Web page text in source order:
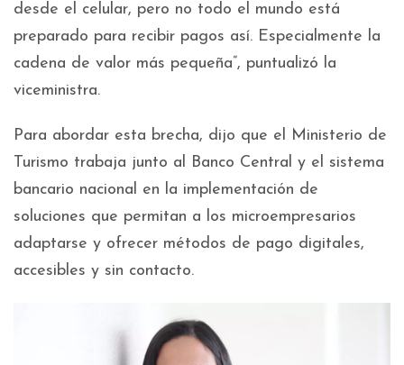
desde el celular, pero no todo el mundo está
preparado para recibir pagos así. Especialmente la
cadena de valor más pequeña”, puntualizó la
viceministra.
Para abordar esta brecha, dijo que el Ministerio de
Turismo trabaja junto al Banco Central y el sistema
bancario nacional en la implementación de
soluciones que permitan a los microempresarios
adaptarse y ofrecer métodos de pago digitales,
accesibles y sin contacto.